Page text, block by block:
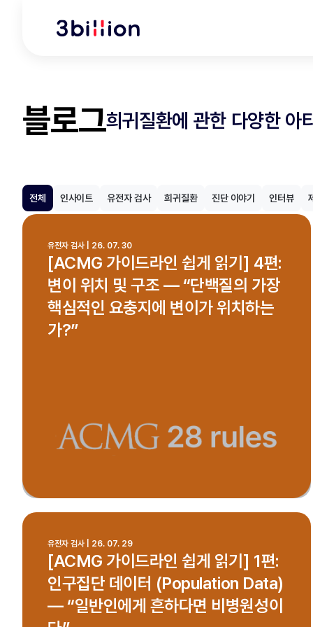
블로그희귀질환에 관한 다양한 아
전체 인사이트 유전자 검사 희귀질환 진단 이야기 인터뷰
[ACMG 가이드라인 쉽게 읽기] 4편:
변이 위치 및 구조 — “단백질의 가장
핵심적인 요충지에 변이가 위치하는
가?”
유전자 검사 | 26. 07. 30
[ACMG 가이드라인 쉽게 읽기] 1편:
인구집단 데이터 (Population Data)
— “일반인에게 흔하다면 비병원성이
유전자 검사 | 26. 07. 29